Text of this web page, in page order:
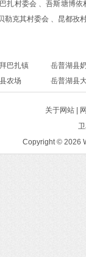
扎村委会 、吾斯塘博
克其村委会 、昆都孜
巴扎镇
岳普湖县
农场 岳普湖县
关于网站 |
Copyright © 2026